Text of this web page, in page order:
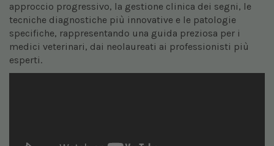
approccio progressivo, la gestione clinica dei segni, le
tecniche diagnostiche più innovative e le patologie
specifiche, rappresentando una guida preziosa per i
medici veterinari, dai neolaureati ai professionisti più
esperti.